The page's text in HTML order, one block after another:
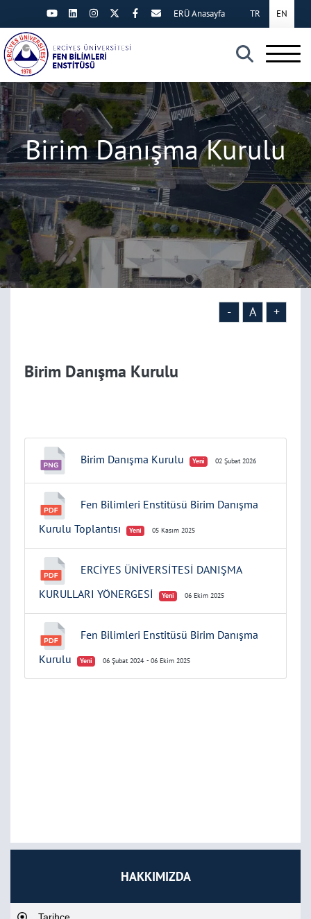
×
TR EN
ERÜ Anasayfa
Birim Danışma Kurulu
HAKKIMIZDA
- A +
Birim Danışma Kurulu
Birim Danışma Kurulu Yeni 02 Şubat 2026
Fen Bilimleri Enstitüsü Birim Danışma
Kurulu Toplantısı
Yeni 05 Kasım 2025
ERCİYES ÜNİVERSİTESİ DANIŞMA
KURULLARI YÖNERGESİ
Yeni 06 Ekim 2025
Fen Bilimleri Enstitüsü Birim Danışma
Kurulu
Yeni 06 Şubat 2024 - 06 Ekim 2025